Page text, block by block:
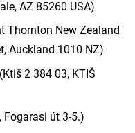
AZ 85260 USA)
Thornton New Zealand
Auckland 1010 NZ)
2 384 03, KTIŠ
Fogarasi út 3-5.)